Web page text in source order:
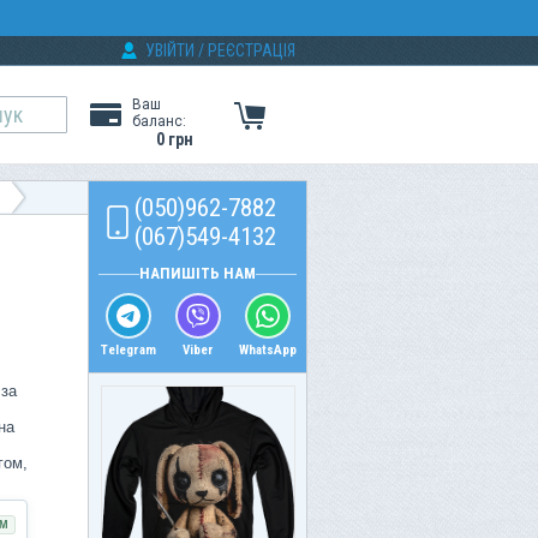
УВІЙТИ / РЕЄСТРАЦІЯ
Ваш
баланс:
0 грн
(050)962-7882
(067)549-4132
НАПИШІТЬ НАМ
Telegram Viber WhatsApp